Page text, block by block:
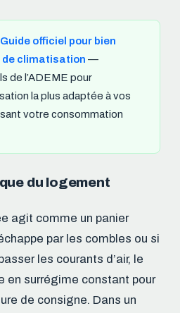
Guide officiel pour bien
de climatisation —
de l’ADEME pour
la plus adaptée à vos
votre consommation
du logement
agit comme un panier
par les combles ou si
les courants d’air, le
en surrégime constant pour
de consigne. Dans un